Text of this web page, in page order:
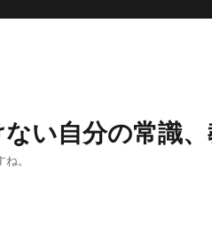
い自分の常識、
。